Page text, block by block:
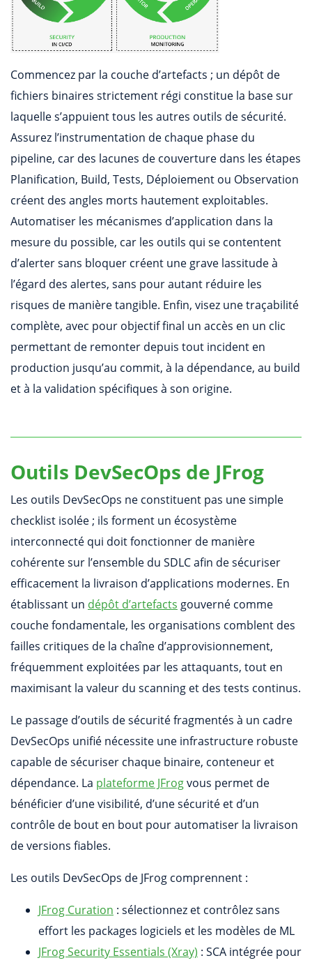
Commencez par la couche d’artefacts ; un dépôt de
fichiers binaires strictement régi constitue la base sur
laquelle s’appuient tous les autres outils de sécurité.
Assurez l’instrumentation de chaque phase du
pipeline, car des lacunes de couverture dans les étapes
Planification, Build, Tests, Déploiement ou Observation
créent des angles morts hautement exploitables.
Automatiser les mécanismes d’application dans la
mesure du possible, car les outils qui se contentent
d’alerter sans bloquer créent une grave lassitude à
l’égard des alertes, sans pour autant réduire les
risques de manière tangible. Enfin, visez une traçabilité
complète, avec pour objectif final un accès en un clic
permettant de remonter depuis tout incident en
production jusqu’au commit, à la dépendance, au build
et à la validation spécifiques à son origine.
Outils DevSecOps de JFrog
Les outils DevSecOps ne constituent pas une simple
checklist isolée ; ils forment un écosystème
interconnecté qui doit fonctionner de manière
cohérente sur l’ensemble du SDLC afin de sécuriser
efficacement la livraison d’applications modernes. En
établissant un dépôt d’artefacts gouverné comme
couche fondamentale, les organisations comblent des
failles critiques de la chaîne d’approvisionnement,
fréquemment exploitées par les attaquants, tout en
maximisant la valeur du scanning et des tests continus.
Le passage d’outils de sécurité fragmentés à un cadre
DevSecOps unifié nécessite une infrastructure robuste
capable de sécuriser chaque binaire, conteneur et
dépendance. La plateforme JFrogvous permet de
bénéficier d’une visibilité, d’une sécurité et d’un
contrôle de bout en bout pour automatiser la livraison
de versions fiables.
Les outils DevSecOps de JFrog comprennent :
JFrog Curation : sélectionnez et contrôlez sans
effort les packages logiciels et les modèles de ML
JFrog Security Essentials (Xray) : SCA intégrée pour